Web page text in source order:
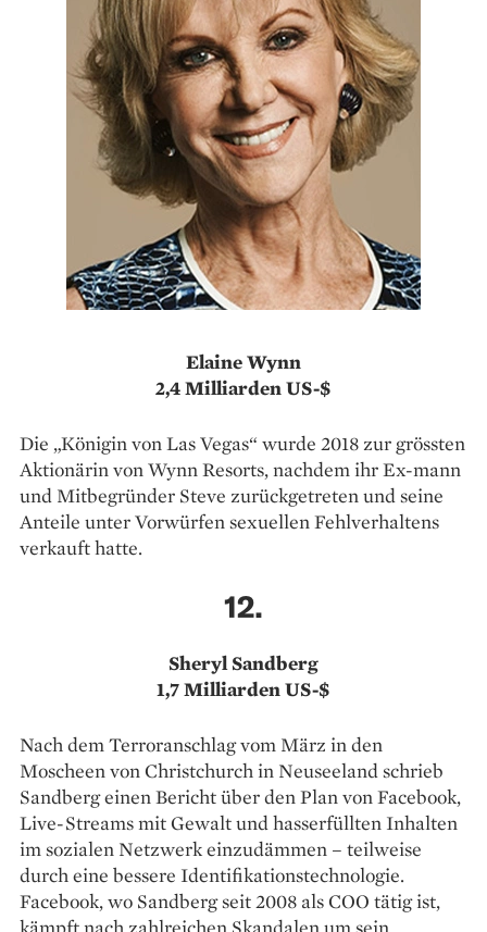
Elaine Wynn
2,4 Milliarden US-$
Die „Königin von Las Vegas“ wurde 2018 zur grössten
Aktionärin von Wynn Resorts, nachdem ihr Ex-mann
und Mitbegründer Steve zurückgetreten und seine
Anteile unter Vorwürfen sexuellen Fehlverhaltens
verkauft hatte.
12.
Sheryl Sandberg
1,7 Milliarden US-$
Nach dem Terroranschlag vom März in den
Moscheen von Christchurch in Neuseeland schrieb
Sandberg einen Bericht über den Plan von Facebook,
Live-Streams mit Gewalt und hasserfüllten Inhalten
im sozialen Netzwerk einzudämmen – teilweise
durch eine bessere Identifikationstechnologie.
Facebook, wo Sandberg seit 2008 als COO tätig ist,